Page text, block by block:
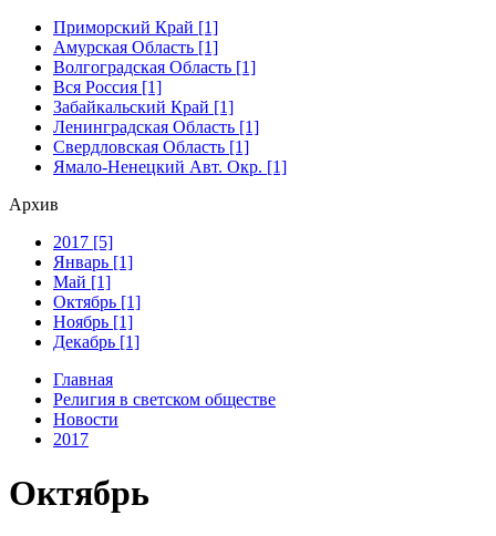
Приморский Край [1]
Амурская Область [1]
Волгоградская Область [1]
Вся Россия [1]
Забайкальский Край [1]
Ленинградская Область [1]
Свердловская Область [1]
Ямало-Ненецкий Авт. Окр. [1]
Архив
2017 [5]
Январь [1]
Май [1]
Октябрь [1]
Ноябрь [1]
Декабрь [1]
Главная
Религия в светском обществе
Новости
2017
Октябрь